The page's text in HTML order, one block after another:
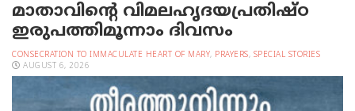
മാതാവിന്റെ വിമലഹൃദയപ്രതിഷ്ഠ
ഇരുപത്തിമൂന്നാം ദിവസം
CONSECRATION TO IMMACULATE HEART OF MARY, PRAYERS, SPECIAL STORIES
AUGUST 6, 2026